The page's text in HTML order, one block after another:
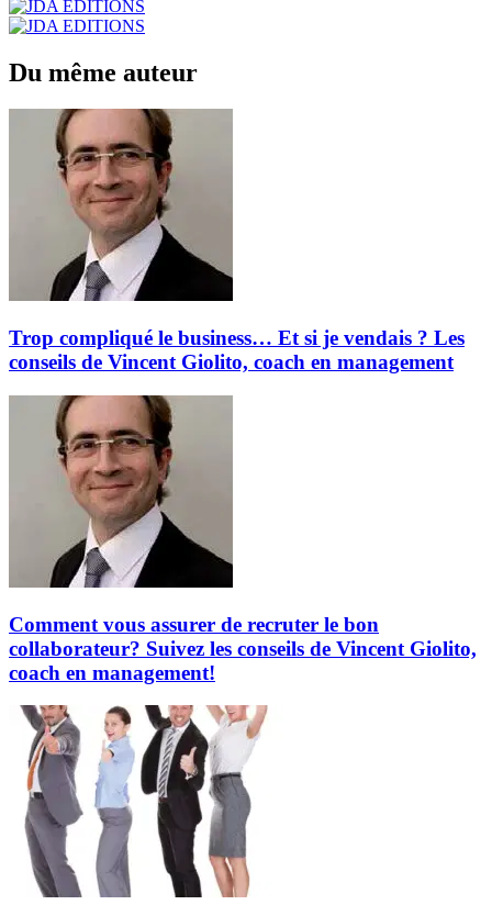
Du même auteur
Trop compliqué le business… Et si je vendais ? Les
conseils de Vincent Giolito, coach en management
Comment vous assurer de recruter le bon
collaborateur? Suivez les conseils de Vincent Giolito,
coach en management!